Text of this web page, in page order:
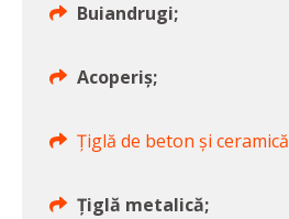
Buiandrugi;
Acoperiș;
Țiglă de beton și ceramică
Țiglă metalică;